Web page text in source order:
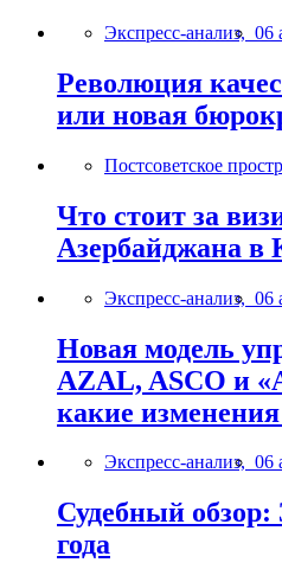
Экспресс-анализ, 06
Революция
или новая
Постсоветское
Что стоит за
Азербайджана в
Экспресс-анализ, 06
Новая модель
AZAL, ASCO и
какие изменения
Экспресс-анализ, 06
Судебный обзор:
года